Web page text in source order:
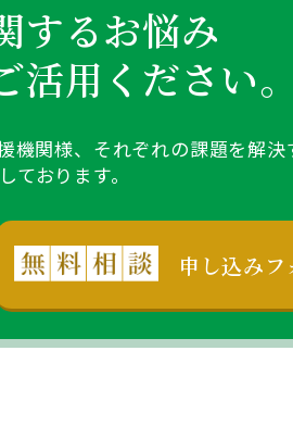
するお悩み
用ください。
関様、 それぞれの課題を解決
ております。
申し込みフ